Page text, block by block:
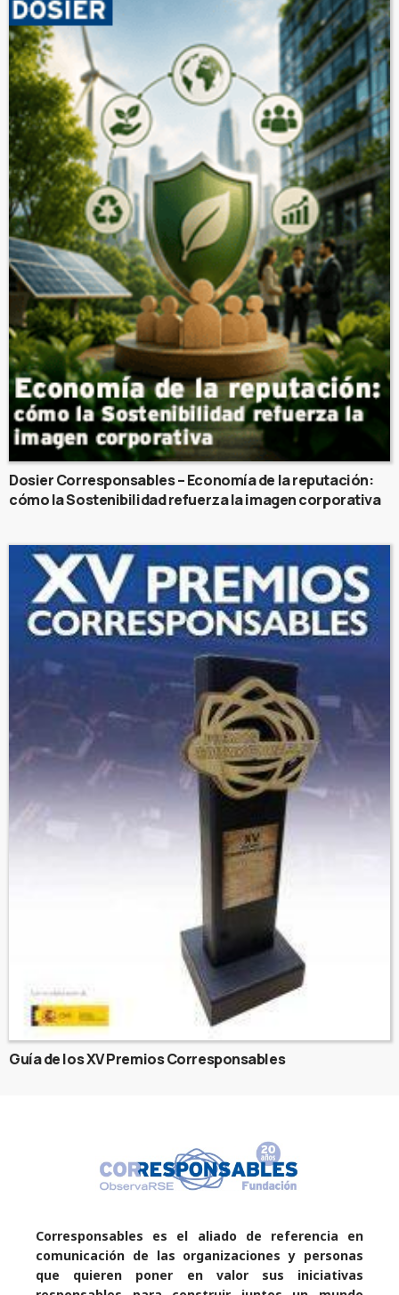
Dosier Corresponsables – Economía de la reputación:
cómo la Sostenibilidad refuerza la imagen corporativa
Guía de los XV Premios Corresponsables
Corresponsables es el aliado de referencia en
comunicación de las organizaciones y personas
que quieren poner en valor sus iniciativas